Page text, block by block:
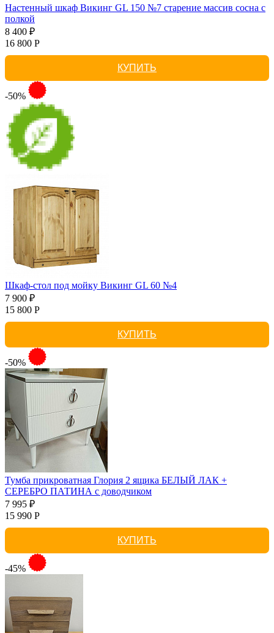
Настенный шкаф Викинг GL 150 №7 старение массив сосна с
полкой
8 400 ₽
16 800 Р
КУПИТЬ
-50%
Шкаф-стол под мойку Викинг GL 60 №4
7 900 ₽
15 800 Р
КУПИТЬ
-50%
Тумба прикроватная Глория 2 ящика БЕЛЫЙ ЛАК +
СЕРЕБРО ПАТИНА с доводчиком
7 995 ₽
15 990 Р
КУПИТЬ
-45%